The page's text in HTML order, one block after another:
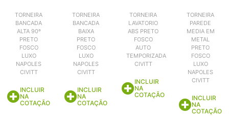
TORNEIRA
BANCADA
ALTA 90º
PRETO
FOSCO
LUXO
NAPOLES
CIVITT
INCLUIR
NA
COTAÇÃO
TORNEIRA
BANCADA
BAIXA
PRETO
FOSCO
LUXO
NAPOLES
CIVITT
INCLUIR
NA
COTAÇÃO
TORNEIRA
LAVATORIO
ABS PRETO
FOSCO
AUTO
TEMPORIZADA
CIVITT
INCLUIR
NA
COTAÇÃO
TORNEIRA
PAREDE
MEDIA EM
METAL
PRETO
FOSCO
LUXO
NAPOLES
CIVITT
INCLUIR
NA
COTAÇÃO